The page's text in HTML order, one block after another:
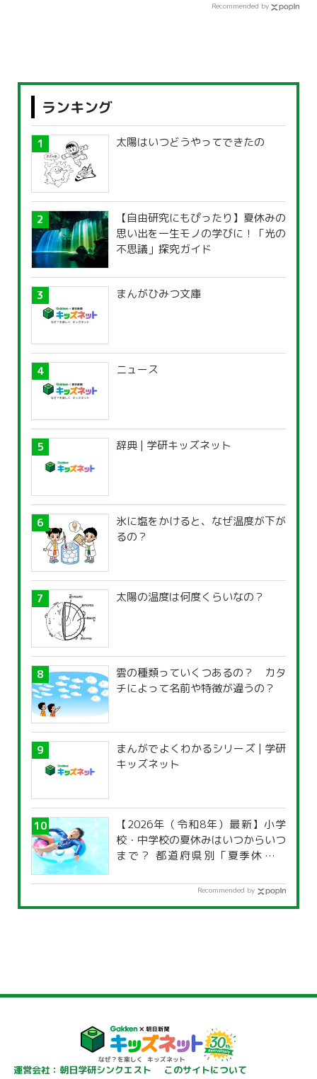
Recommended by
ランキング
太陽はいつどうやってできたの
【自由研究にもぴったり】夏休みの
思い出を一生モノの学びに！「光の
不思議」探究ガイド
まんがひみつ文庫
ニュース
辞典 | 学研キッズネット
氷に塩をかけると、なぜ温度が下が
るの？
太陽の温度は何度くらいなの？
雲の種類っていくつあるの？ カタ
チによって名前や特徴が違うの？
まんがでよくわかるシリーズ | 学研
キッズネット
【2026年（令和8年）最新】小学
校・中学校の夏休みはいつからいつ
まで？ 都道府県別「夏季休暇一
Recommended by
運営会社：朝日学研シンクエスト このサイトについて